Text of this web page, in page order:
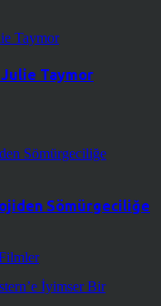
Taymor
Sömürgeciliğe